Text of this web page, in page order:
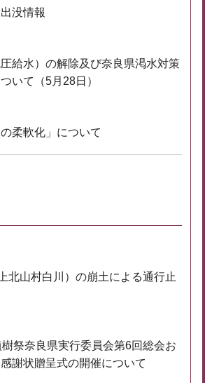
没情報
給水）の解除及び奈良県渇水対策
いて（5月28日）
柔軟化」について
北山村白川）の崩土による通行止
祭奈良県実行委員会第6回総会お
謝状贈呈式の開催について